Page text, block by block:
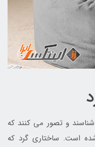
و تصور می کنند که
است. ساختاری گرد که